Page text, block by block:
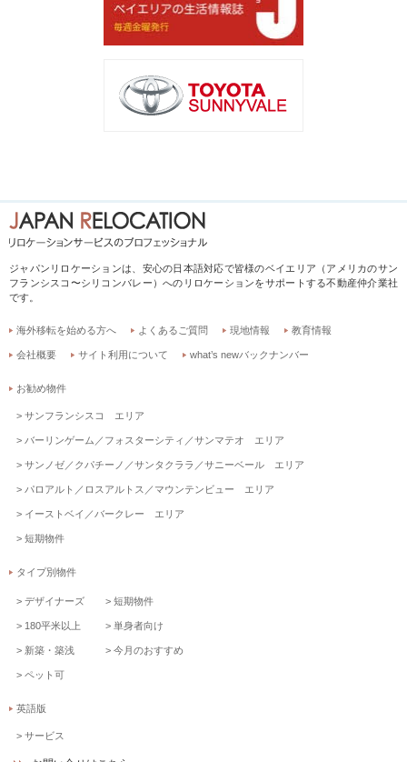
ジャパンリロケーションは、安心の日本語対応で皆様のベイエリア（アメリカのサン
フランシスコ〜シリコンバレー）へのリロケーションをサポートする不動産仲介業社
です。
海外移転を始める方へ よくあるご質問 現地情報 教育情報
会社概要 サイト利用について what’s newバックナンバー
お勧め物件
サンフランシスコ エリア
バーリンゲーム／フォスターシティ／サンマテオ エリア
サンノゼ／クパチーノ／サンタクララ／サニーベール エリア
パロアルト／ロスアルトス／マウンテンビュー エリア
イーストベイ／バークレー エリア
短期物件
タイプ別物件
デザイナーズ
180平米以上
新築・築浅
ペット可
短期物件
単身者向け
今月のおすすめ
英語版
サービス